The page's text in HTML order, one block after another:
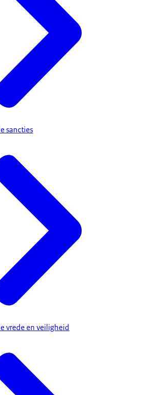
sancties
vrede en veiligheid